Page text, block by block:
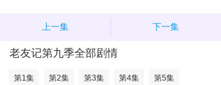
上一集 下一集
老友记第九季全部剧情
第1集 第2集 第3集 第4集 第5集